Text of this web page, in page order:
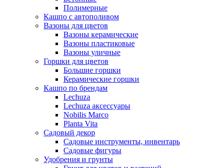
Полимерные
Кашпо с автополивом
Вазоны для цветов
Вазоны керамические
Вазоны пластиковые
Вазоны уличные
Горшки для цветов
Большие горшки
Керамические горшки
Кашпо по брендам
Lechuza
Lechuza аксессуары
Nobilis Marco
Planta Vita
Садовый декор
Садовые инструменты, инвентарь
Садовые фигуры
Удобрения и грунты